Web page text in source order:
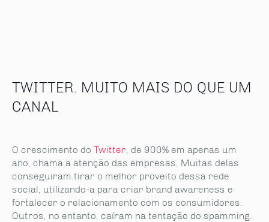
TWITTER. MUITO MAIS DO QUE UM
CANAL
O crescimento do Twitter, de 900% em apenas um
ano, chama a atenção das empresas. Muitas delas
conseguiram tirar o melhor proveito dessa rede
social, utilizando-a para criar brand awareness e
fortalecer o relacionamento com os consumidores.
Outros, no entanto, caíram na tentação do spamming.